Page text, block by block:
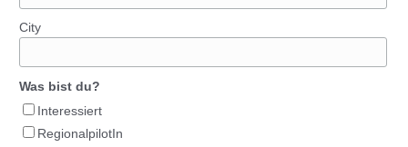
City
Was bist du?
Interessiert
RegionalpilotIn